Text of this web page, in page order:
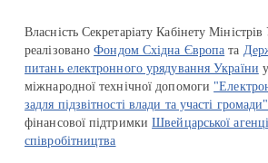
Власність Секретаріату Кабінету
реалізованоФондом Східна Європа та
питань електронного урядування України
міжнародної технічної допомоги
задля підзвітності влади та участі громади"
фінансової підтримкиШвейцарської
співробітництва